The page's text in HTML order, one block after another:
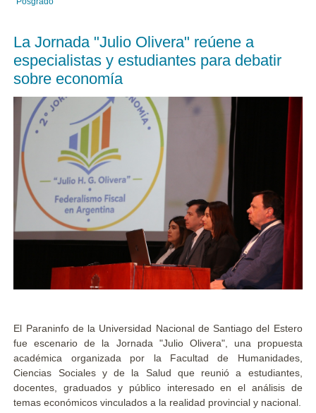
La Jornada "Julio Olivera" reúene a
especialistas y estudiantes para debatir
sobre economía
El Paraninfo de la Universidad Nacional de Santiago del Estero
fue escenario de la Jornada "Julio Olivera", una propuesta
académica organizada por la Facultad de Humanidades,
Ciencias Sociales y de la Salud que reunió a estudiantes,
docentes, graduados y público interesado en el análisis de
temas económicos vinculados a la realidad provincial y nacional.